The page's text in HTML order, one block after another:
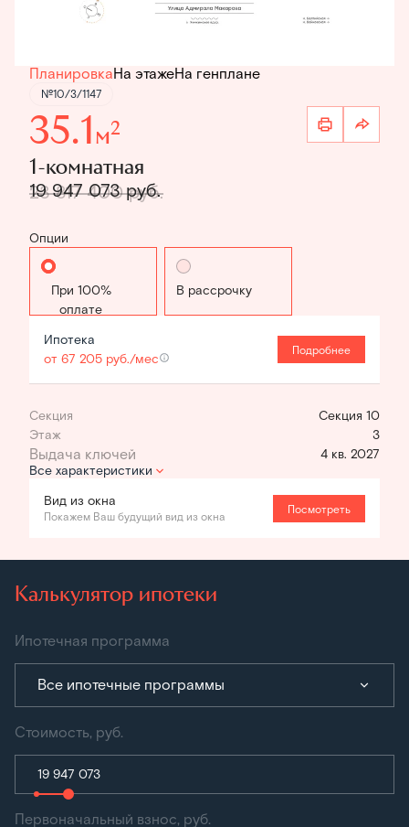
ПланировкаНа этажеНа генплане
№10/3/1147
35.1м2
1-комнатная
23 817 400 руб.
19 947 073 руб.
Опции
Стандартная В рассрочку
Ипотека
от 67 205 руб./мес
Подробнее
Секция
Секция 10
Этаж
3
4 кв. 2027
Все характеристики
Вид из окна
Покажем Ваш будущий вид из окна
Посмотреть
Калькулятор ипотеки
Ипотечная программа
Все ипотечные программы
Стоимость, руб.
Первоначальный взнос, руб.